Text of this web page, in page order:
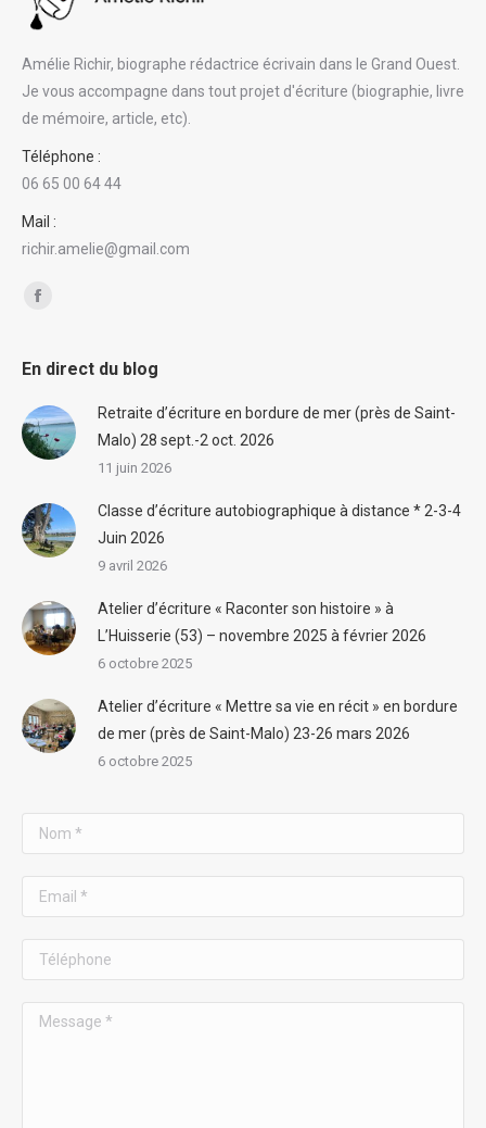
Amélie Richir, biographe rédactrice écrivain dans le Grand Ouest.
Je vous accompagne dans tout projet d'écriture (biographie, livre
de mémoire, article, etc).
Téléphone :
06 65 00 64 44
Mail :
richir.amelie@gmail.com
Trouvez nous sur :
En direct du blog
Retraite d’écriture en bordure de mer (près de Saint-
Malo) 28 sept.-2 oct. 2026
11 juin 2026
Classe d’écriture autobiographique à distance * 2-3-4
Juin 2026
9 avril 2026
Atelier d’écriture « Raconter son histoire » à
L’Huisserie (53) – novembre 2025 à février 2026
6 octobre 2025
Atelier d’écriture « Mettre sa vie en récit » en bordure
de mer (près de Saint-Malo) 23-26 mars 2026
6 octobre 2025